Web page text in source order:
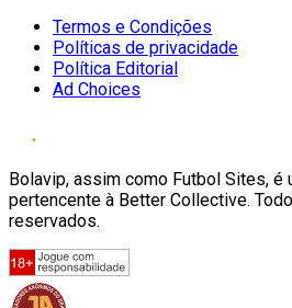
Termos e Condições
Políticas de privacidade
Política Editorial
Ad Choices
Bolavip, assim como Futbol Sites, é
pertencente à Better Collective.
reservados.